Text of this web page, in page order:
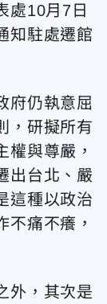
處10月7日
知駐處遷館
府仍執意屈
，研擬所有
權與尊嚴，
出台北、嚴
這種以政治
不痛不癢，
外，其次是